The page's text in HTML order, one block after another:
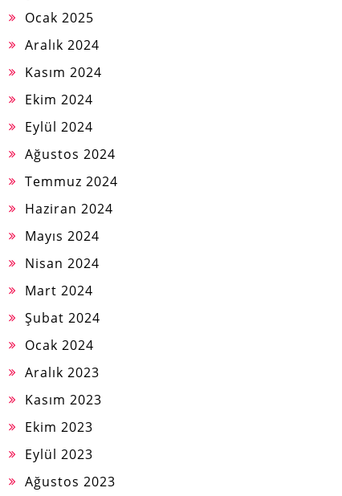
Ocak 2025
Aralık 2024
Kasım 2024
Ekim 2024
Eylül 2024
Ağustos 2024
Temmuz 2024
Haziran 2024
Mayıs 2024
Nisan 2024
Mart 2024
Şubat 2024
Ocak 2024
Aralık 2023
Kasım 2023
Ekim 2023
Eylül 2023
Ağustos 2023